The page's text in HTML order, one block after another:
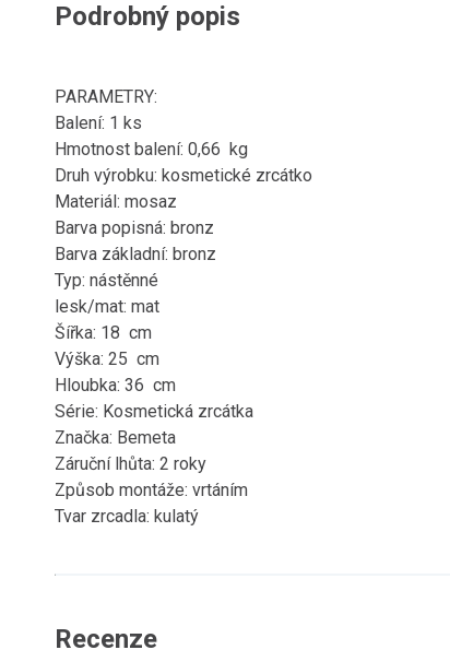
Podrobný popis
PARAMETRY:
Balení: 1 ks
Hmotnost balení: 0,66 kg
Druh výrobku: kosmetické zrcátko
Materiál: mosaz
Barva popisná: bronz
Barva základní: bronz
Typ: nástěnné
lesk/mat: mat
Šířka: 18 cm
Výška: 25 cm
Hloubka: 36 cm
Série: Kosmetická zrcátka
Značka: Bemeta
Záruční lhůta: 2 roky
Způsob montáže: vrtáním
Tvar zrcadla: kulatý
Recenze